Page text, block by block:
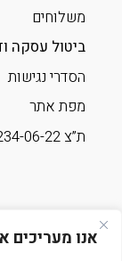
אנו
משלוחים
ביטול עסקה
הסדרי נגישות
מפת אתר
ת”צ 58234-06-22